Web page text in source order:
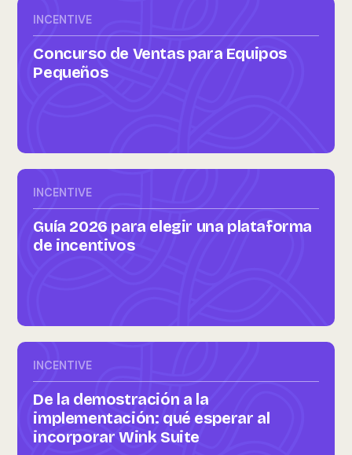
INCENTIVE
Concurso de Ventas para Equipos
Pequeños
INCENTIVE
Guía 2026 para elegir una plataforma
de incentivos
INCENTIVE
De la demostración a la
implementación: qué esperar al
incorporar Wink Suite